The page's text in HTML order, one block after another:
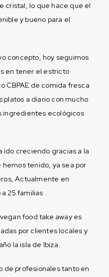
cristal, lo que hace que el
y bueno para el
concepto, hoy seguimos
en tener el estricto
CBPAE de comida fresca
platos a diario con mucho
ingredientes ecológicos
ido creciendo gracias a la
tenido, ya sea por
Actualmente en
25 familias .
food take away es
por clientes locales y
la isla de Ibiza.
de profesionales tanto en